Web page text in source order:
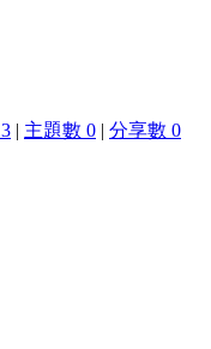
| 主題數 0 | 分享數 0